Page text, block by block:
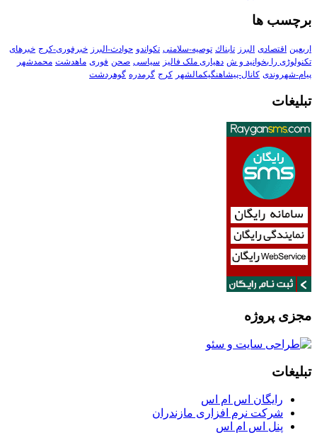
برچسب ها
اربعین اقتصادی البرز تابناك توصیه-سلامتی تکواندو حوادث-البرز خبرفوری-کرج خبرهای
تکنولوڑی را بخوانید و ش دهیاری ملک فالیز سیاسی صحن فوری ماهدشت محمدشهر
پیام-شهروندی کانال-پیشاهنگیکمالشهر کرج گرمدره گوهردشت
تبلیغات
مجزی پروژه
تبلیغات
رایگان اس ام اس
شرکت نرم افزاری مازندران
پنل اس ام اس